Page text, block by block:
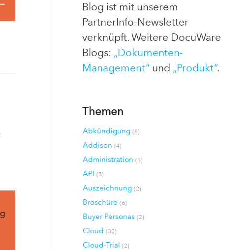
Blog ist mit unserem
PartnerInfo-Newsletter
verknüpft. Weitere DocuWare
Blogs: „Dokumenten-
Management“und „Produkt“.
Themen
Abkündigung(6)
Addison(4)
Administration(1)
API(3)
Auszeichnung(2)
Broschüre(6)
Buyer Personas(2)
Cloud(30)
Cloud-Trial(2)